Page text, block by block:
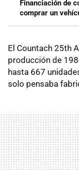
Financiación de
comprar un
El Countach 25th
producción de
hasta 667
solo pensaba